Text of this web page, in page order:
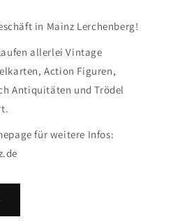
in Mainz Lerchenberg!
allerlei Vintage
Action Figuren,
Antiquitäten und Trödel
für weitere Infos: